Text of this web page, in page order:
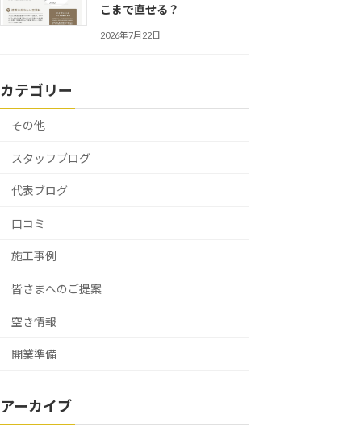
こまで直せる？
2026年7月22日
カテゴリー
その他
スタッフブログ
代表ブログ
口コミ
施工事例
皆さまへのご提案
空き情報
開業準備
アーカイブ